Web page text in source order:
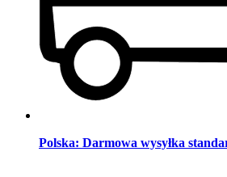
Polska: Darmowa wysyłka